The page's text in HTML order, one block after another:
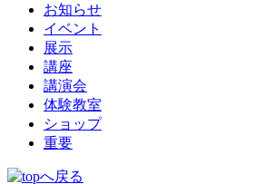
お知らせ
イベント
展示
講座
講演会
体験教室
ショップ
重要